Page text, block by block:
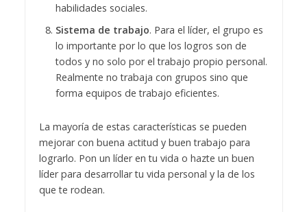
habilidades sociales.
Sistema de trabajo. Para el líder, el grupo es
lo importante por lo que los logros son de
todos y no solo por el trabajo propio personal.
Realmente no trabaja con grupos sino que
forma equipos de trabajo eficientes.
La mayoría de estas características se pueden
mejorar con buena actitud y buen trabajo para
lograrlo. Pon un líder en tu vida o hazte un buen
líder para desarrollar tu vida personal y la de los
que te rodean.